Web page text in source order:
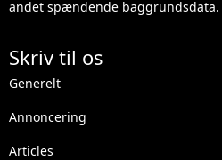
andet spændende baggrundsdata.
Skriv til os
Generelt
Annoncering
Articles